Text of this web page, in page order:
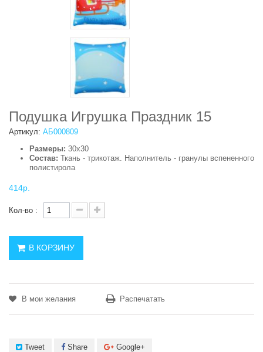
Подушка Игрушка Праздник 15
Артикул: АБ000809
Размеры: 30х30
Состав: Ткань - трикотаж. Наполнитель - гранулы вспененного
полистирола
414р.
Кол-во :
В КОРЗИНУ
В мои желания Распечатать
Tweet Share Google+